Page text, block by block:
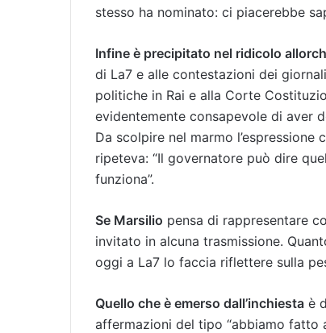
stesso ha nominato: ci piacerebbe
Infine è precipitato nel ridicolo
di La7 e alle contestazioni dei
politiche in Rai e alla Corte
evidentemente consapevole di aver
Da scolpire nel marmo
ripeteva: “Il governatore può dire
funziona”.
Se Marsilio pensa di rappresentare
invitato in alcuna trasmissione.
oggi a La7 lo faccia riflettere sulla
Quello che è emerso dall’inchiesta è
affermazioni del tipo “abbiamo fatto